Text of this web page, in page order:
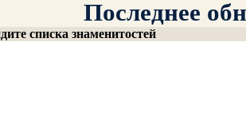
Последнее
списка знаменитостей